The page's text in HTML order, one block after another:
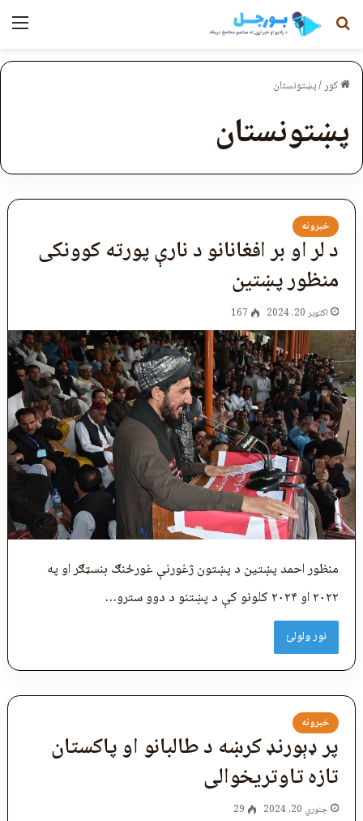
لټون
کور/پښتونستان
پښتونستان
خبرونه
د لر او بر افغانانو د نارې پورته کوونکی
منظور پښتین
اکتوبر 20, 2024 167
منظور احمد پښتین د پښتون ژغورنې غورځنګ بنسټګر او په
۲۰۲۲ او ۲۰۲۴ کلونو کې د پښتنو د دوو سترو…
نور ولولئ
خبرونه
پر ډېورنډ کرښه د طالبانو او پاکستان
تازه تاوتريخوالی
جنوري 20, 2024 29